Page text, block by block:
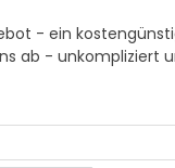
- ein
ab - unkompliziert